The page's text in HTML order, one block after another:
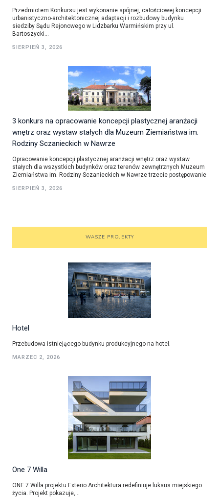
Przedmiotem Konkursu jest wykonanie spójnej, całościowej koncepcji
urbanistyczno-architektonicznej adaptacji i rozbudowy budynku
siedziby Sądu Rejonowego w Lidzbarku Warmińskim przy ul.
Bartoszycki...
SIERPIEŃ 3, 2026
3 konkurs na opracowanie koncepcji plastycznej aranżacji
wnętrz oraz wystaw stałych dla Muzeum Ziemiaństwa im.
Rodziny Sczanieckich w Nawrze
Opracowanie koncepcji plastycznej aranżacji wnętrz oraz wystaw
stałych dla wszystkich budynków oraz terenów zewnętrznych Muzeum
Ziemiaństwa im. Rodziny Sczanieckich w Nawrze trzecie postępowanie
SIERPIEŃ 3, 2026
WASZE PROJEKTY
Hotel
Przebudowa istniejącego budynku produkcyjnego na hotel.
MARZEC 2, 2026
One 7 Willa
ONE 7 Willa projektu Exterio Architektura redefiniuje luksus miejskiego
życia. Projekt pokazuje,...